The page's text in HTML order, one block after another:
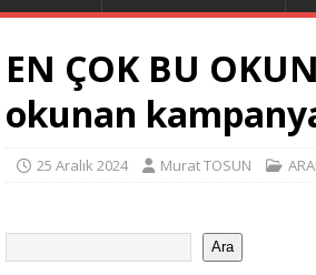
EN ÇOK BU
okunan
25 Aralık 2024 Murat TOSUN
Ara